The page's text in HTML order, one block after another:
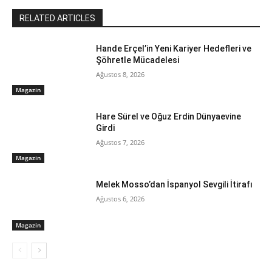
RELATED ARTICLES
Magazin
Hande Erçel’in Yeni Kariyer Hedefleri ve
Şöhretle Mücadelesi
Ağustos 8, 2026
Magazin
Hare Sürel ve Oğuz Erdin Dünyaevine
Girdi
Ağustos 7, 2026
Magazin
Melek Mosso’dan İspanyol Sevgili İtirafı
Ağustos 6, 2026